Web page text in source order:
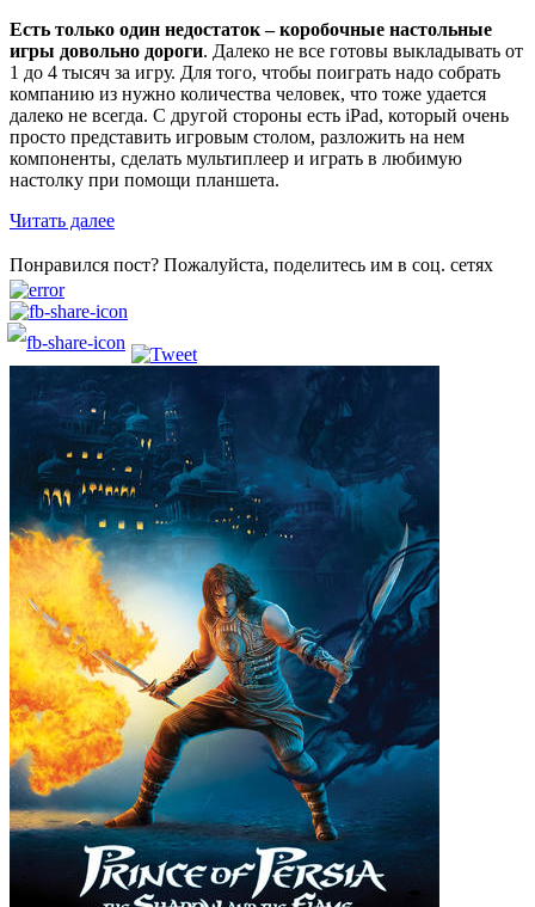
Есть только один недостаток – коробочные настольные
игры довольно дороги. Далеко не все готовы выкладывать от
1 до 4 тысяч за игру. Для того, чтобы поиграть надо собрать
компанию из нужно количества человек, что тоже удается
далеко не всегда. С другой стороны есть iPad, который очень
просто представить игровым столом, разложить на нем
компоненты, сделать мультиплеер и играть в любимую
настолку при помощи планшета.
Читать далее
Понравился пост? Пожалуйста, поделитесь им в соц. сетях